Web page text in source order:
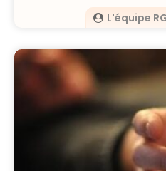
L'équipe